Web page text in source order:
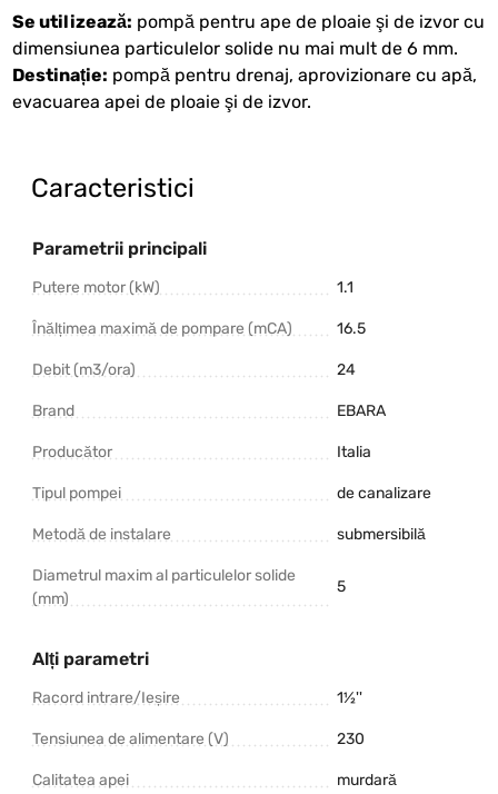
Se utilizează: pompă pentru ape de ploaie şi de izvor cu
dimensiunea particulelor solide nu mai mult de 6 mm.
Destinație: pompă pentru drenaj, aprovizionare cu apă,
evacuarea apei de ploaie şi de izvor.
Caracteristici
Parametrii principali
Putere motor (kW) 1.1
Înălțimea maximă de pompare (mCA) 16.5
Debit (m3/ora) 24
Brand EBARA
Producător Italia
Tipul pompei de canalizare
Metodă de instalare submersibilă
Diametrul maxim al particulelor solide
(mm)
5
Alți parametri
Racord intrare/Ieșire 1½''
Tensiunea de alimentare (V) 230
Calitatea apei murdară